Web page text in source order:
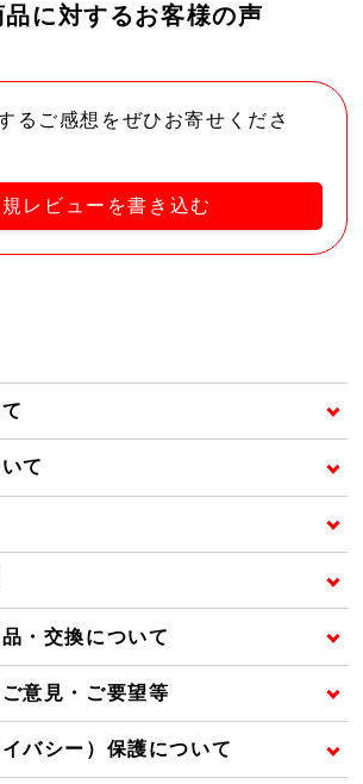
品に対するお客様の声
るご感想をぜひお寄せくださ
レビューを書き込む
て
・交換について
意見・ご要望等
バシー）保護について